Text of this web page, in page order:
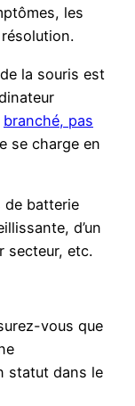
les
la souris est
branché, pas
se charge en
de batterie
d’un
secteur, etc.
vous que
statut dans le